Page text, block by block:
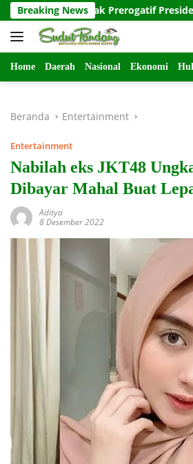
Langsung
ke
konten
Breaking News
Hak Prerogatif Presiden,
Home Daerah Nasional Ekonomi
Beranda Entertainment
Entertainment
Nabilah eks JKT48
Dibayar Mahal Buat
Aditya
8 Desember 2022